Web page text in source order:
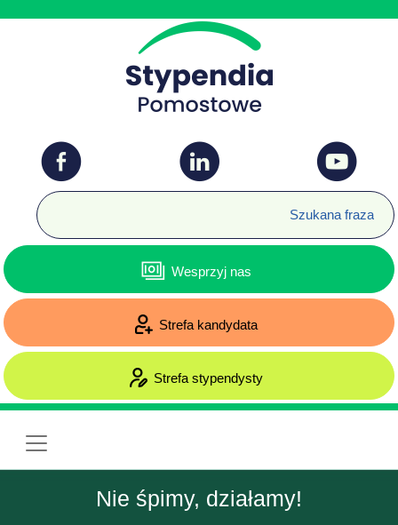
Wesprzyj nas
Strefa kandydata
Strefa stypendysty
Nie śpimy, działamy!